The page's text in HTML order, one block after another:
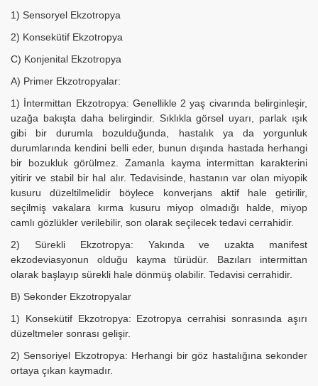
1) Sensoryel Ekzotropya
2) Konsekütif Ekzotropya
C) Konjenital Ekzotropya
A) Primer Ekzotropyalar:
1) İntermittan Ekzotropya: Genellikle 2 yaş civarında belirginleşir,
uzağa bakışta daha belirgindir. Sıklıkla görsel uyarı, parlak ışık
gibi bir durumla bozulduğunda, hastalık ya da yorgunluk
durumlarında kendini belli eder, bunun dışında hastada herhangi
bir bozukluk görülmez. Zamanla kayma intermittan karakterini
yitirir ve stabil bir hal alır. Tedavisinde, hastanın var olan miyopik
kusuru düzeltilmelidir böylece konverjans aktif hale getirilir,
seçilmiş vakalara kırma kusuru miyop olmadığı halde, miyop
camlı gözlükler verilebilir, son olarak seçilecek tedavi cerrahidir.
2) Sürekli Ekzotropya: Yakında ve uzakta manifest
ekzodeviasyonun olduğu kayma türüdür. Bazıları intermittan
olarak başlayıp sürekli hale dönmüş olabilir. Tedavisi cerrahidir.
B) Sekonder Ekzotropyalar
1) Konsekütif Ekzotropya: Ezotropya cerrahisi sonrasında aşırı
düzeltmeler sonrası gelişir.
2) Sensoriyel Ekzotropya: Herhangi bir göz hastalığına sekonder
ortaya çıkan kaymadır.